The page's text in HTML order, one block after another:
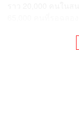
ยานนิสทำ 50 แต้ม
ทำ 50 คะแนนในเก